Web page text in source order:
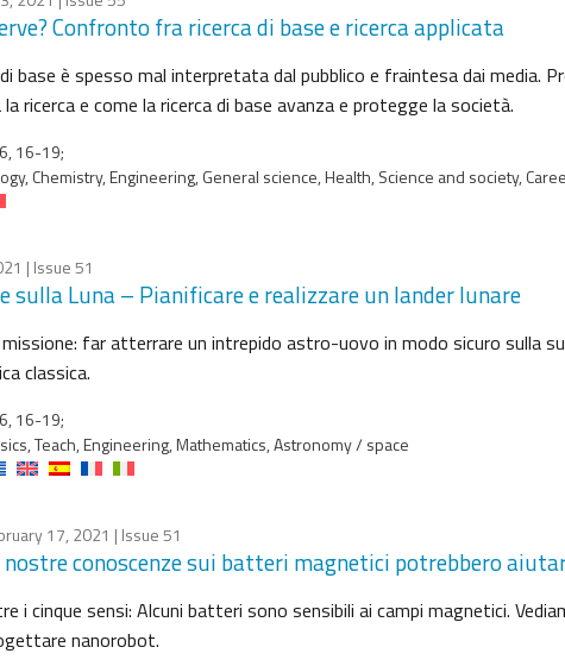
Confronto fra ricerca di base e ricerca applicata
base è spesso mal interpretata dal pubblico e fraintesa dai media.
ricerca e come la ricerca di base avanza e protegge la società.
16-19;
Chemistry, Engineering, General science, Health, Science and society,
| Issue 51
sulla Luna – Pianificare e realizzare un lander lunare
far atterrare un intrepido astro-uovo in modo sicuro sulla
classica.
16-19;
Teach, Engineering, Mathematics, Astronomy / space
17, 2021 | Issue 51
nostre conoscenze sui batteri magnetici potrebbero
i cinque sensi: Alcuni batteri sono sensibili ai campi magnetici.
nanorobot.